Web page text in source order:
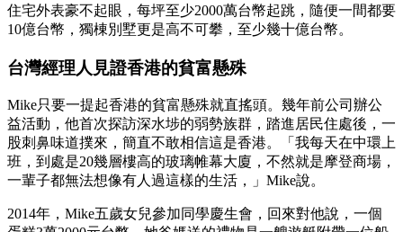
住宅外表豪不起眼，每坪至少2000萬台幣起跳，隨便一間都要
10億台幣，獨棟別墅更是高不可攀，至少幾十億台幣。
台灣經理人見證香港的貧富懸殊
Mike只要一提起香港的貧富懸殊就直搖頭。幾年前公司辦公
益活動，他首次探訪深水埗的弱勢族群，踏進居民住處後，一
股刺鼻味道撲來，簡直不敢相信這是香港。「我每天在中環上
班，到處是20幾層樓高的玻璃帷幕大廈，不然就是摩登商場，
一輩子都無法想像有人過這樣的生活，」Mike說。
2014年，Mike五歲女兒參加同學慶生會，回來對他說，一個